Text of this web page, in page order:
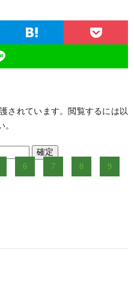
されています。閲覧するには以
6 7 8
9